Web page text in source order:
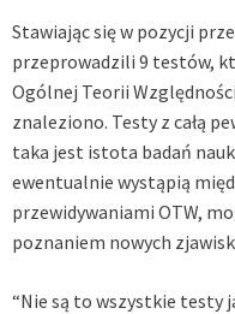
Stawiając się w pozycji
przeprowadzili 9 testów,
Ogólnej Teorii
znaleziono. Testy z całą
taka jest istota badań
ewentualnie wystąpią
przewidywaniami OTW,
poznaniem nowych
“Nie są to wszystkie testy